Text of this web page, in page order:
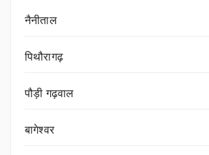
नैनीताल
पिथौरागढ़
पौड़ी गढ़वाल
बागेश्वर